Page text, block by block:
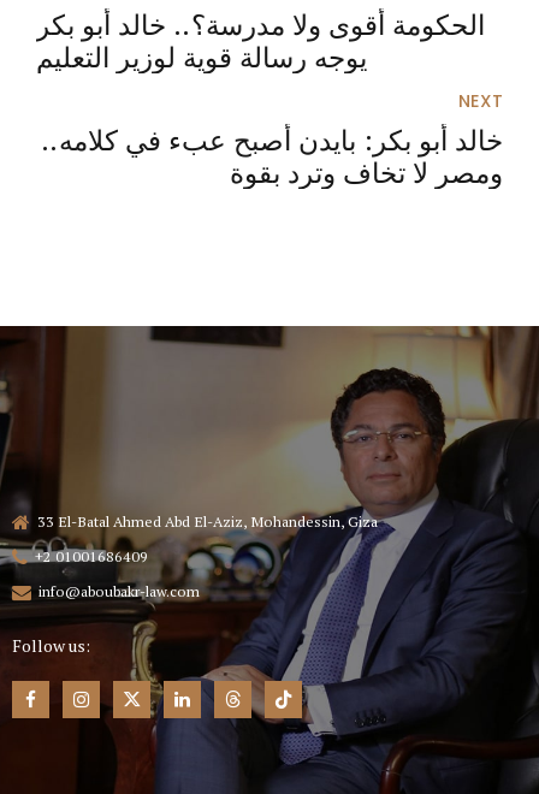
الحكومة أقوى ولا مدرسة؟.. خالد أبو بكر
يوجه رسالة قوية لوزير التعليم
NEXT
خالد أبو بكر: بايدن أصبح عبء في كلامه..
ومصر لا تخاف وترد بقوة
33 El-Batal Ahmed Abd El-Aziz, Mohandessin, Giza
+2 01001686409
info@aboubakr-law.com
Follow us: